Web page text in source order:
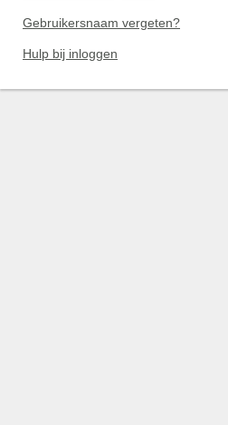
Gebruikersnaam vergeten?
Hulp bij inloggen